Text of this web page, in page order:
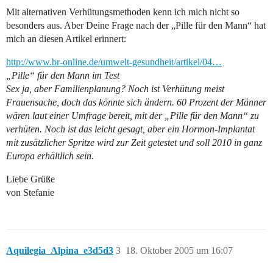
Mit alternativen Verhütungsmethoden kenn ich mich nicht so
besonders aus. Aber Deine Frage nach der „Pille für den Mann“ hat
mich an diesen Artikel erinnert:
http://www.br-online.de/umwelt-gesundheit/artikel/04…
„Pille“ für den Mann im Test
Sex ja, aber Familienplanung? Noch ist Verhütung meist
Frauensache, doch das könnte sich ändern. 60 Prozent der Männer
wären laut einer Umfrage bereit, mit der „Pille für den Mann“ zu
verhüten. Noch ist das leicht gesagt, aber ein Hormon-Implantat
mit zusätzlicher Spritze wird zur Zeit getestet und soll 2010 in ganz
Europa erhältlich sein.
Liebe Grüße
von Stefanie
Aquilegia_Alpina_e3d5d3 18. Oktober 2005 um 16:07
3